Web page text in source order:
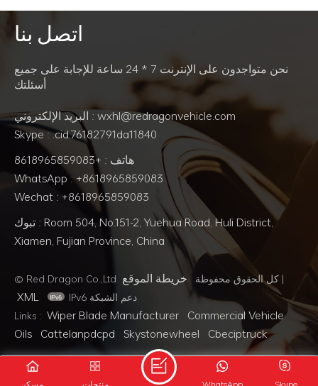
اتصل بنا
نحن متواجدون على الإنترنت 7 * 24 ساعة للإجابة على جميع
أسئلتك
البريد الإلكتروني : wxhl@redragonvehicle.com
Skype : .cid.76182791da11840
هاتف : +8618965859083
WhatsApp : +8618965859083
Wechat : +8618965859083
تبوك : Room 504, No.151-2, Yuehua Road, Huli District,
Xiamen, Fujian Province, China
© Red Dragon Co.,Ltd كل الحقوق محفوظة. خريطة الموقع |
XML
IPv6 دعم الشبكة
Links : Wiper Blade Manufacturer Commercial Vehicle
Oils Cattelanpdcpd Skystonewheel Cbeciptruck